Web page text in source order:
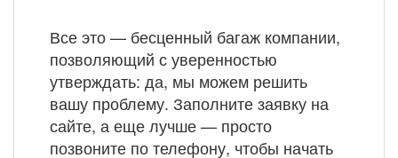
Все это — бесценный багаж компании,
позволяющий с уверенностью
утверждать: да, мы можем решить
вашу проблему. Заполните заявку на
сайте, а еще лучше — просто
позвоните по телефону, чтобы начать